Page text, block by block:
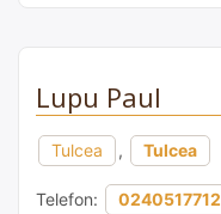
Lupu Paul
Tulcea , Tulcea
Telefon: 0240517712